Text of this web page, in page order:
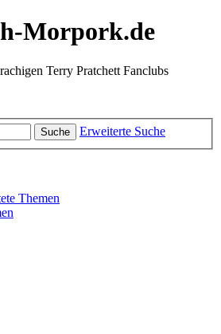
Morpork.de
Terry Pratchett Fanclubs
Suche Erweiterte Suche
Themen